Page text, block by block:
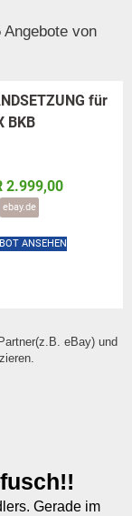
von
für
BKB
2.999,00
ebay.de
ANSEHEN
eBay) und
Gerade im